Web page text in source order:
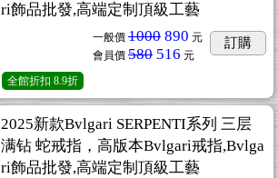
ri飾品批發,高端定制頂級工藝
一般價 1000 890 元
會員價 580 516 元
訂購
全館折扣 8.9折
2025新款Bvlgari SERPENTI系列 三层
满钻 蛇戒指，高版本Bvlgari戒指,Bvlga
ri飾品批發,高端定制頂級工藝